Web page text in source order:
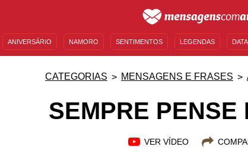
ANIVERSÁRIO NAMORO SENTIMENTOS LEGENDAS
CATEGORIAS MENSAGENS E FRASES
SEMPRE PENSE
VER VÍDEO